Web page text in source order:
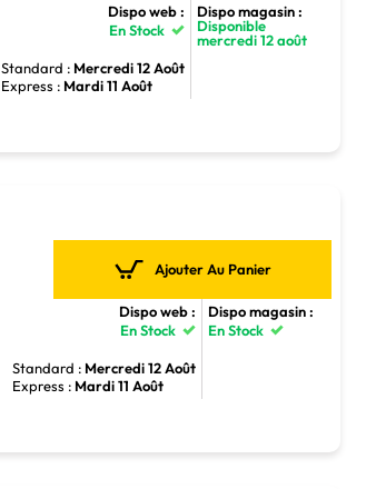
Dispo web :
En Stock
Standard : Mercredi 12 Août
Express : Mardi 11 Août
Dispo magasin :
Disponible
mercredi 12 août
Ajouter Au Panier
Dispo web :
En Stock
Standard : Mercredi 12 Août
Express : Mardi 11 Août
Dispo magasin :
En Stock